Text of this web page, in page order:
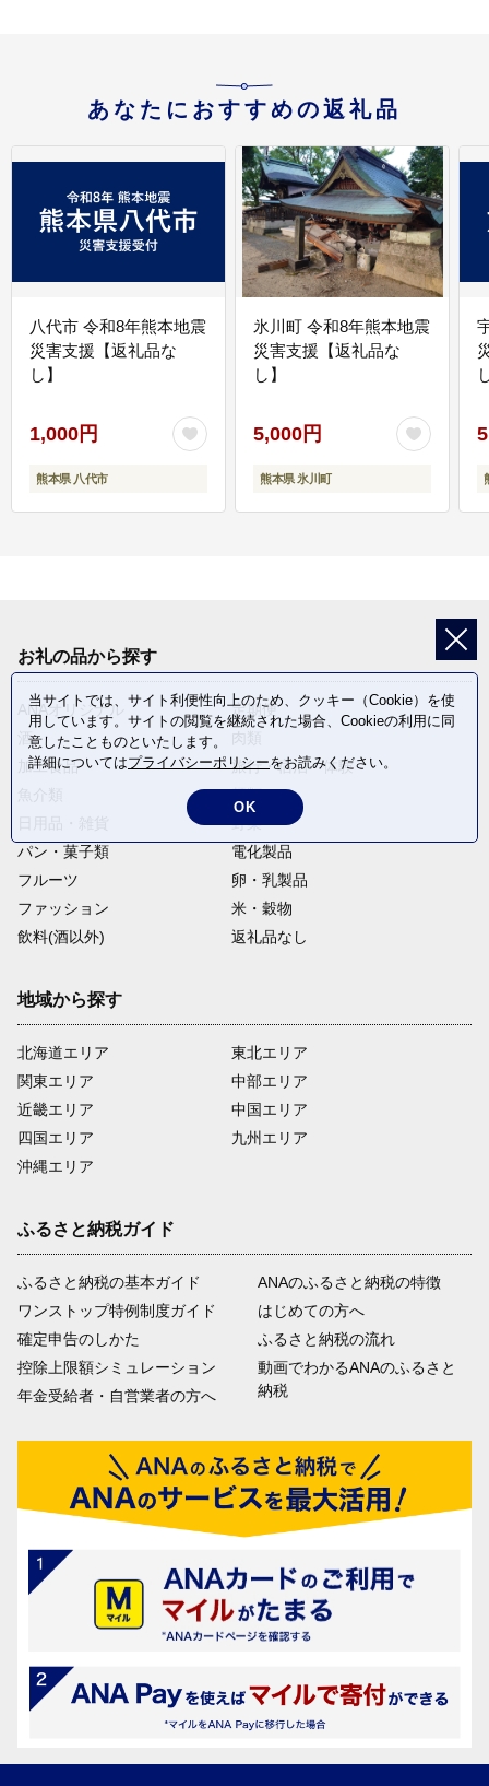
あなたにおすすめの返礼品
八代市 令和8年熊本地震
災害支援【返礼品な
し】
1,000円
熊本県 八代市
氷川町 令和8年熊本地震
災害支援【返礼品な
し】
5,000円
熊本県 氷川町
お礼の品から探す
ANAオリジナル
定期便
酒
加工食品
旅行・宿泊・体験
麺類
野菜
パン・菓子類
電化製品
フルーツ
卵・乳製品
ファッション
米・穀物
飲料(酒以外)
返礼品なし
地域から探す
北海道エリア
関東エリア
近畿エリア
四国エリア
沖縄エリア
東北エリア
中部エリア
中国エリア
九州エリア
ふるさと納税ガイド
ふるさと納税の基本ガイド
ワンストップ特例制度ガイド
確定申告のしかた
控除上限額シミュレーション
年金受給者・自営業者の方へ
ANAのふるさと納税の特徴
はじめての方へ
ふるさと納税の流れ
動画でわかるANAのふるさと
納税
当サイトでは、サイト利便性向上のため、クッキー（Cookie）を使
用しています。サイトの閲覧を継続された場合、Cookieの利用に同
意したことものといたします。
詳細についてはプライバシーポリシーをお読みください。
OK